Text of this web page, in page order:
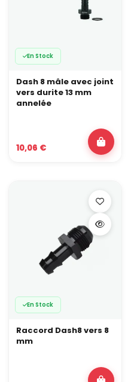
En Stock
Dash 8 mâle avec joint
vers durite 13 mm
annelée
10,06 €
En Stock
Raccord Dash8 vers 8
mm